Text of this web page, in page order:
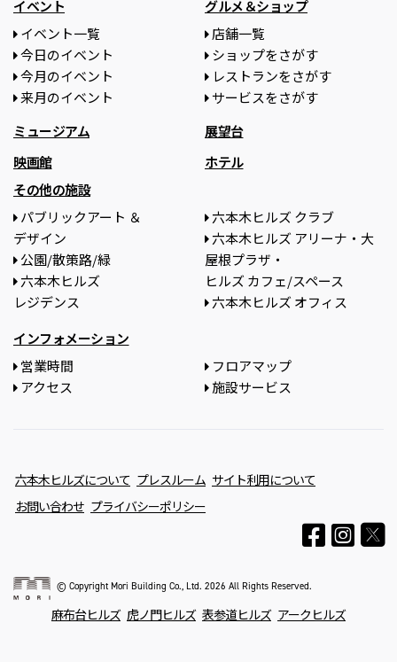
イベント
イベント一覧
今日のイベント
今月のイベント
来月のイベント
グルメ＆ショップ
店舗一覧
ショップをさがす
レストランをさがす
サービスをさがす
ミュージアム
映画館
展望台
ホテル
その他の施設
パブリックアート ＆
デザイン
公園/散策路/緑
六本木ヒルズ
レジデンス
六本木ヒルズ クラブ
六本木ヒルズ アリーナ・大
屋根プラザ・
ヒルズ カフェ/スペース
六本木ヒルズ オフィス
インフォメーション
営業時間
アクセス
フロアマップ
施設サービス
六本木ヒルズについて プレスルーム サイト利用について
お問い合わせ プライバシーポリシー
© Copyright Mori Building Co., Ltd. 2026 All Rights Reserved.
麻布台ヒルズ 虎ノ門ヒルズ 表参道ヒルズ アークヒルズ